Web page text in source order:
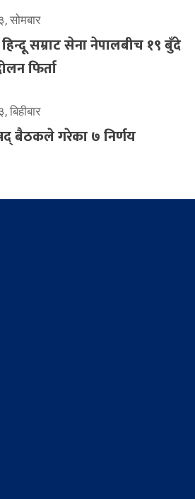
सोमबार
सम्राट सेना नेपालबीच १९ बुँदे
फिर्ता
बैठकले गरेका ७ निर्णय